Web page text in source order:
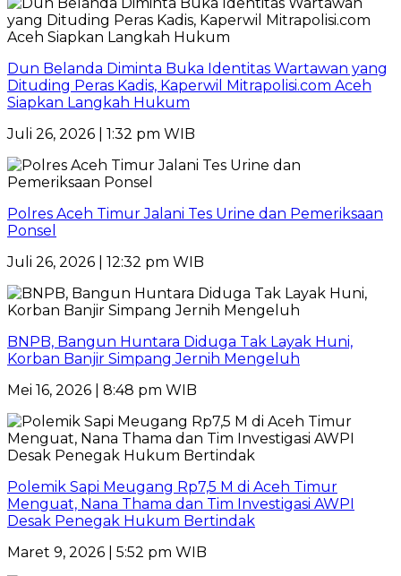
Dun Belanda Diminta Buka Identitas Wartawan yang
Dituding Peras Kadis, Kaperwil Mitrapolisi.com Aceh
Siapkan Langkah Hukum
Juli 26, 2026 | 1:32 pm WIB
Polres Aceh Timur Jalani Tes Urine dan Pemeriksaan
Ponsel
Juli 26, 2026 | 12:32 pm WIB
BNPB, Bangun Huntara Diduga Tak Layak Huni,
Korban Banjir Simpang Jernih Mengeluh
Mei 16, 2026 | 8:48 pm WIB
Polemik Sapi Meugang Rp7,5 M di Aceh Timur
Menguat, Nana Thama dan Tim Investigasi AWPI
Desak Penegak Hukum Bertindak
Maret 9, 2026 | 5:52 pm WIB